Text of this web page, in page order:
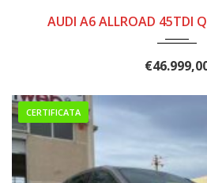
AUDI A6 ALLROAD 45TDI
€
CERTIFICATA